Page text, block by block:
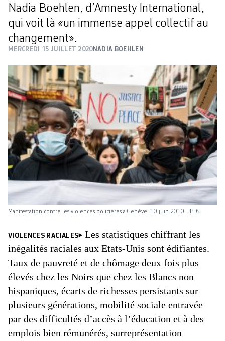
Nadia Boehlen, d’Amnesty International,
qui voit là «un immense appel collectif au
changement».
MERCREDI 15 JUILLET 2020NADIA BOEHLEN
Manifestation contre les violences policières à Genève, 10 juin 2010. JPDS
VIOLENCES RACIALES
Les statistiques chiffrant les
inégalités raciales aux Etats-Unis sont édifiantes.
Taux de pauvreté et de chômage deux fois plus
élevés chez les Noirs que chez les Blancs non
hispaniques, écarts de richesses persistants sur
plusieurs générations, mobilité sociale entravée
par des difficultés d’accès à l’éducation et à des
emplois bien rémunérés, surreprésentation